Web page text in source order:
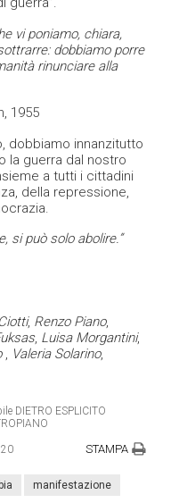
vi poniamo, chiara,
dobbiamo porre
rinunciare alla
1955
dobbiamo innanzitutto
la guerra dal nostro
a tutti i cittadini
della repressione,
si può solo abolire.”
, Renzo Piano,
, Luisa Morgantini,
, Valeria Solarino,
DIETRO ESPLICITO
STAMPA
manifestazione